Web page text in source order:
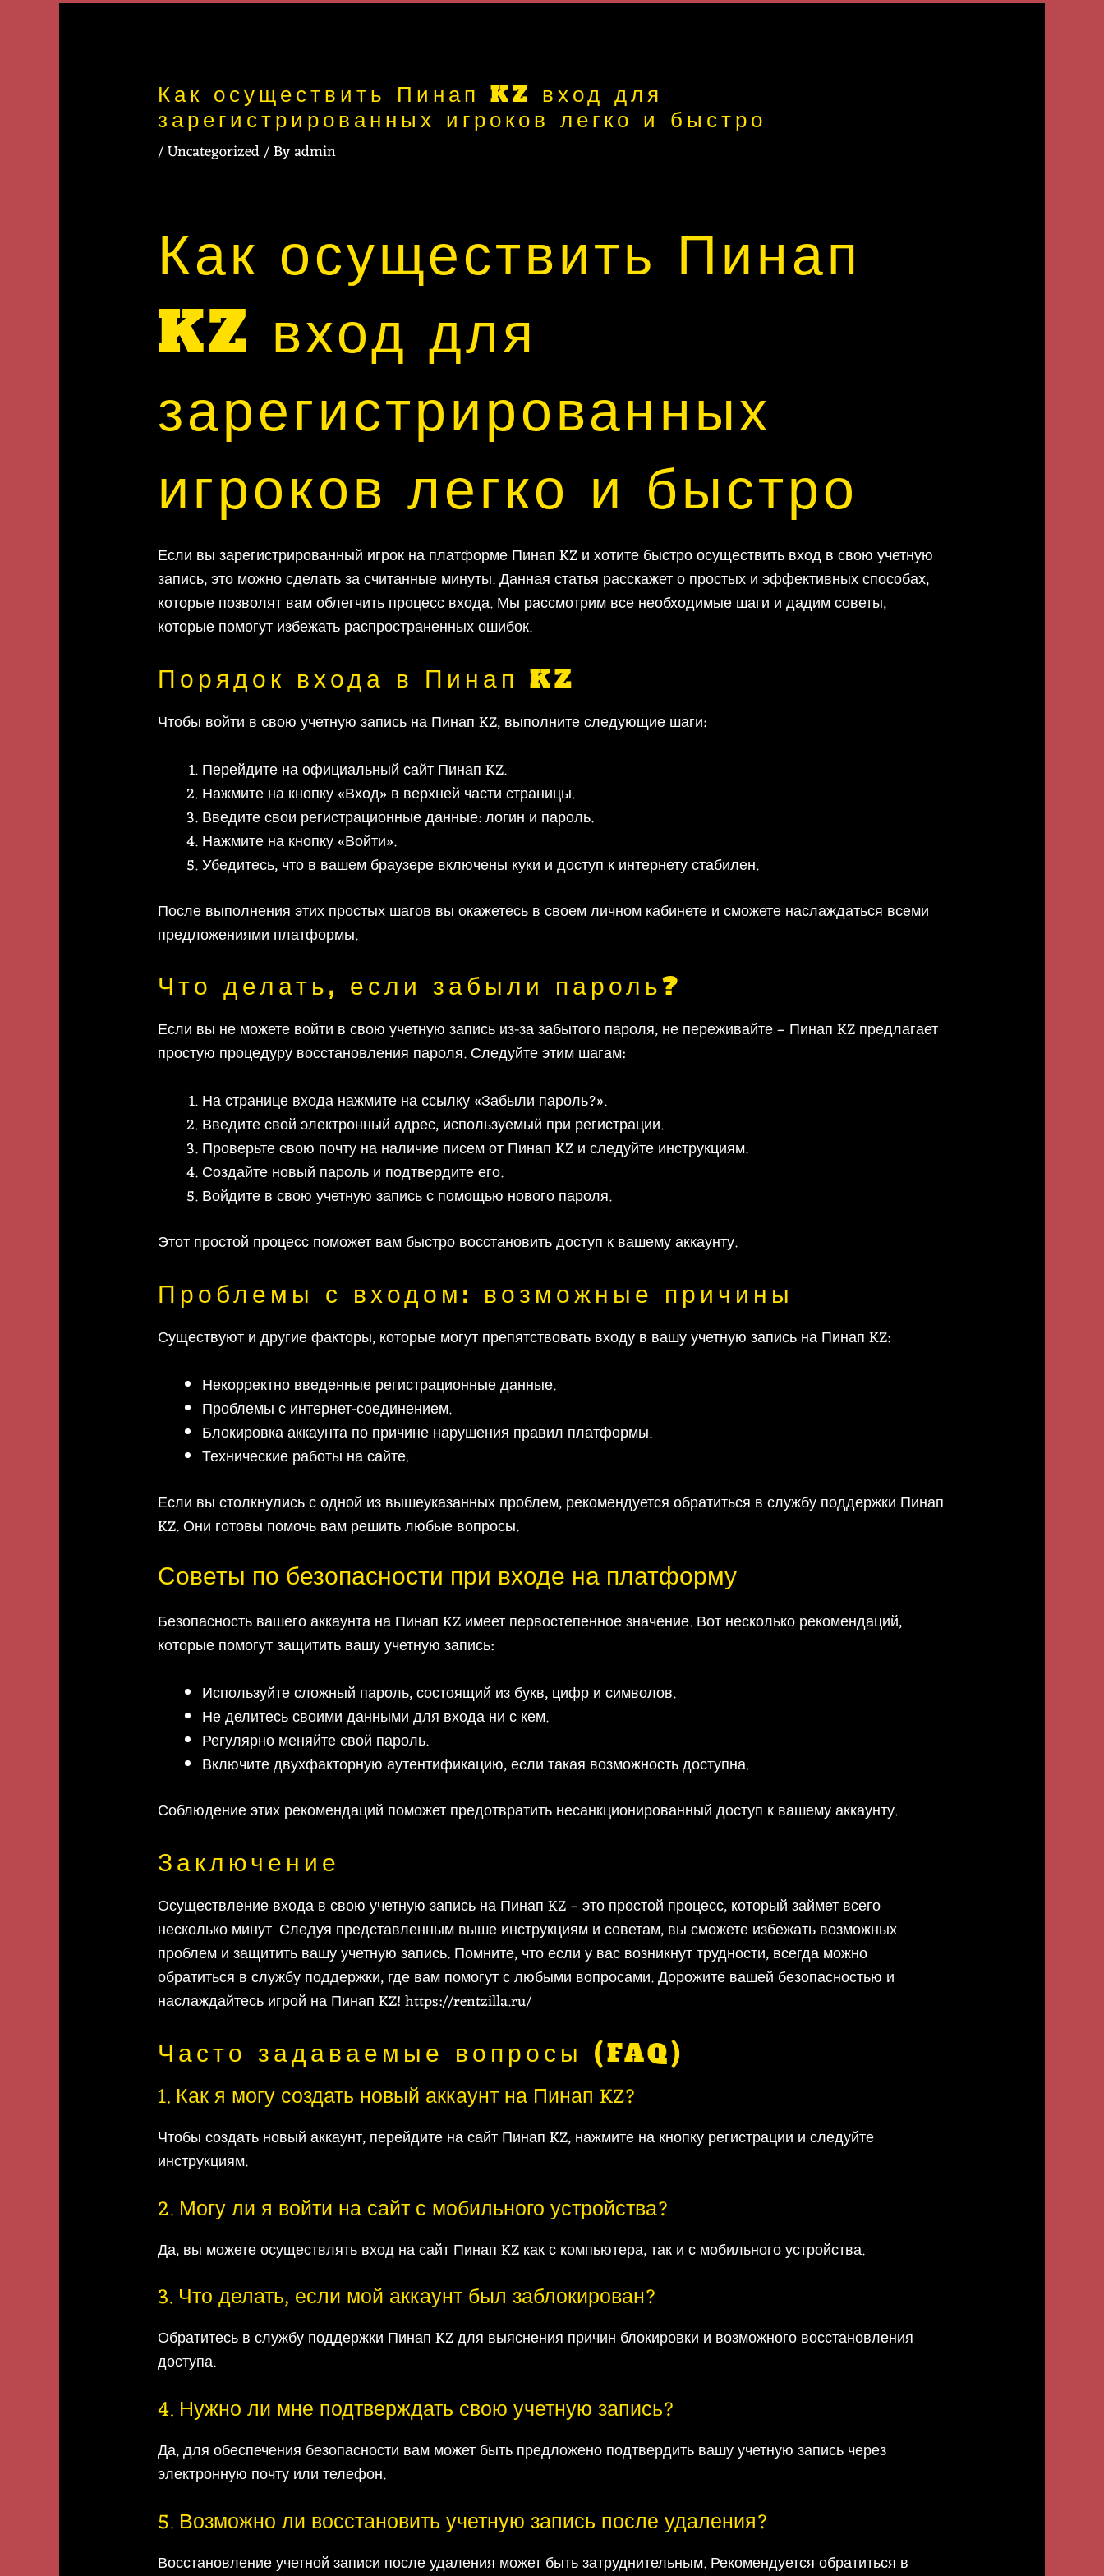
Как осуществить Пинап KZ вход для
зарегистрированных игроков легко и быстро
/Uncategorized/ Byadmin
Как осуществить Пинап
KZ вход для
зарегистрированных
игроков легко и быстро
Если вы зарегистрированный игрок на платформе Пинап KZ и хотите быстро осуществить вход в свою учетную
запись, это можно сделать за считанные минуты. Данная статья расскажет о простых и эффективных способах,
которые позволят вам облегчить процесс входа. Мы рассмотрим все необходимые шаги и дадим советы,
которые помогут избежать распространенных ошибок.
Порядок входа в Пинап KZ
Чтобы войти в свою учетную запись на Пинап KZ, выполните следующие шаги:
Перейдите на официальный сайт Пинап KZ.
Нажмите на кнопку «Вход» в верхней части страницы.
Введите свои регистрационные данные: логин и пароль.
Нажмите на кнопку «Войти».
Убедитесь, что в вашем браузере включены куки и доступ к интернету стабилен.
После выполнения этих простых шагов вы окажетесь в своем личном кабинете и сможете наслаждаться всеми
предложениями платформы.
Что делать, если забыли пароль?
Если вы не можете войти в свою учетную запись из-за забытого пароля, не переживайте – Пинап KZ предлагает
простую процедуру восстановления пароля. Следуйте этим шагам:
На странице входа нажмите на ссылку «Забыли пароль?».
Введите свой электронный адрес, используемый при регистрации.
Проверьте свою почту на наличие писем от Пинап KZ и следуйте инструкциям.
Создайте новый пароль и подтвердите его.
Войдите в свою учетную запись с помощью нового пароля.
Этот простой процесс поможет вам быстро восстановить доступ к вашему аккаунту.
Проблемы с входом: возможные причины
Существуют и другие факторы, которые могут препятствовать входу в вашу учетную запись на Пинап KZ:
Некорректно введенные регистрационные данные.
Проблемы с интернет-соединением.
Блокировка аккаунта по причине нарушения правил платформы.
Технические работы на сайте.
Если вы столкнулись с одной из вышеуказанных проблем, рекомендуется обратиться в службу поддержки Пинап
KZ. Они готовы помочь вам решить любые вопросы.
Советы по безопасности при входе на платформу
Безопасность вашего аккаунта на Пинап KZ имеет первостепенное значение. Вот несколько рекомендаций,
которые помогут защитить вашу учетную запись:
Используйте сложный пароль, состоящий из букв, цифр и символов.
Не делитесь своими данными для входа ни с кем.
Регулярно меняйте свой пароль.
Включите двухфакторную аутентификацию, если такая возможность доступна.
Соблюдение этих рекомендаций поможет предотвратить несанкционированный доступ к вашему аккаунту.
Заключение
Осуществление входа в свою учетную запись на Пинап KZ – это простой процесс, который займет всего
несколько минут. Следуя представленным выше инструкциям и советам, вы сможете избежать возможных
проблем и защитить вашу учетную запись. Помните, что если у вас возникнут трудности, всегда можно
обратиться в службу поддержки, где вам помогут с любыми вопросами. Дорожите вашей безопасностью и
наслаждайтесь игрой на Пинап KZ!https://rentzilla.ru/
Часто задаваемые вопросы (FAQ)
1. Как я могу создать новый аккаунт на Пинап KZ?
Чтобы создать новый аккаунт, перейдите на сайт Пинап KZ, нажмите на кнопку регистрации и следуйте
инструкциям.
2. Могу ли я войти на сайт с мобильного устройства?
Да, вы можете осуществлять вход на сайт Пинап KZ как с компьютера, так и с мобильного устройства.
3. Что делать, если мой аккаунт был заблокирован?
Обратитесь в службу поддержки Пинап KZ для выяснения причин блокировки и возможного восстановления
доступа.
4. Нужно ли мне подтверждать свою учетную запись?
Да, для обеспечения безопасности вам может быть предложено подтвердить вашу учетную запись через
электронную почту или телефон.
5. Возможно ли восстановить учетную запись после удаления?
Восстановление учетной записи после удаления может быть затруднительным. Рекомендуется обратиться в